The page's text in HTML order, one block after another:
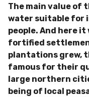
The main value of
water suitable for
people. And here
fortified
plantations grew,
famous for their
large northern
being of local